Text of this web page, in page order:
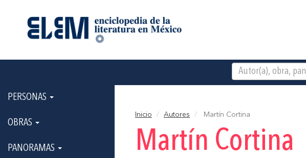
PERSONAS
OBRAS
PANORAMAS
Inicio Autores Martín Cortina
Martín Cortina